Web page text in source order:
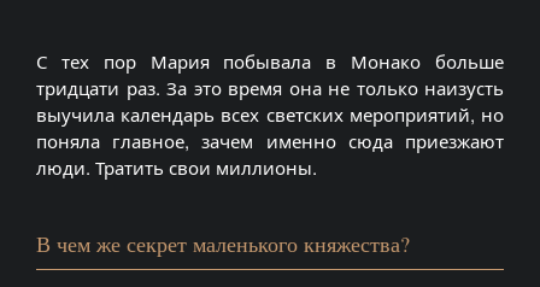
С тех пор Мария побывала в Монако больше
тридцати раз. За это время она не только наизусть
выучила календарь всех светских мероприятий, но
поняла главное, зачем именно сюда приезжают
люди. Тратить свои миллионы.
В чем же секрет маленького княжества?